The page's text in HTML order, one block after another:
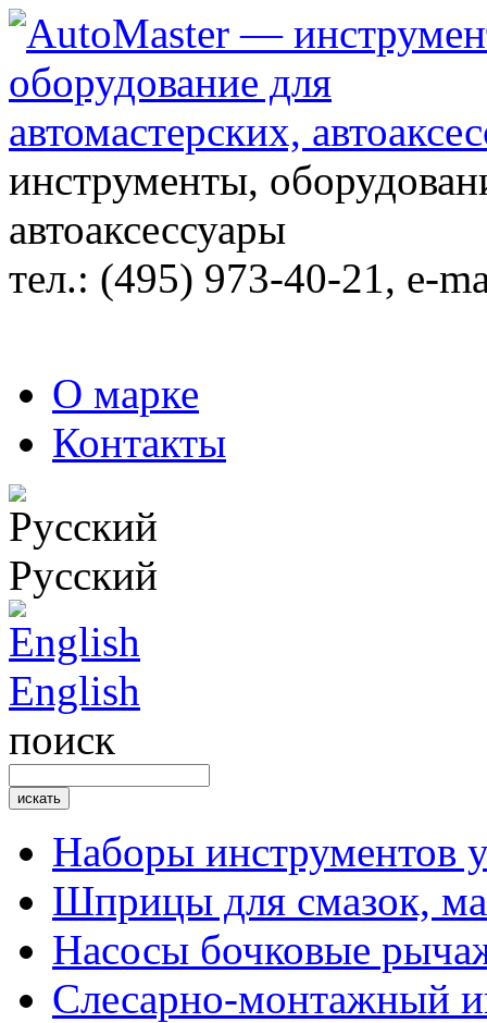
инструменты,
автоаксессуары
тел.: (495) 973-40-21, e-
О марке
Контакты
Русский
English
поиск
Наборы инструментов
Шприцы для смазок,
Насосы бочковые
Слесарно-монтажный